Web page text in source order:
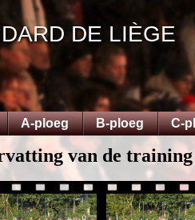
DE LIÈGE
A-ploeg B-ploeg C-
van de